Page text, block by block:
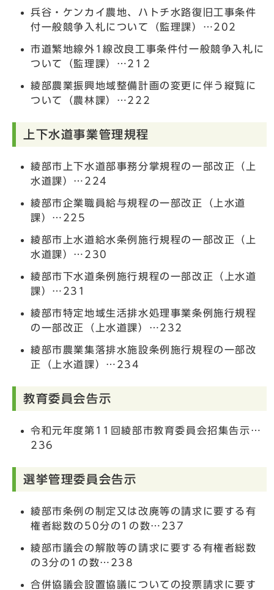
兵谷・ケンカイ農地、ハトチ水路復旧工事条件
付一般競争入札について（監理課）…202
市道繁地線外1線改良工事条件付一般競争入札に
ついて（監理課）…212
綾部農業振興地域整備計画の変更に伴う縦覧に
ついて（農林課）…222
上下水道事業管理規程
綾部市上下水道部事務分掌規程の一部改正（上
水道課）…224
綾部市企業職員給与規程の一部改正（上水道
課）…225
綾部市上水道給水条例施行規程の一部改正（上
水道課）…230
綾部市下水道条例施行規程の一部改正（上水道
課）…231
綾部市特定地域生活排水処理事業条例施行規程
の一部改正（上水道課）…232
綾部市農業集落排水施設条例施行規程の一部改
正（上水道課）…234
教育委員会告示
令和元年度第11回綾部市教育委員会招集告示…
236
選挙管理委員会告示
綾部市条例の制定又は改廃等の請求に要する有
権者総数の50分の1の数…237
綾部市議会の解散等の請求に要する有権者総数
の3分の1の数…238
合併協議会設置協議についての投票請求に要す